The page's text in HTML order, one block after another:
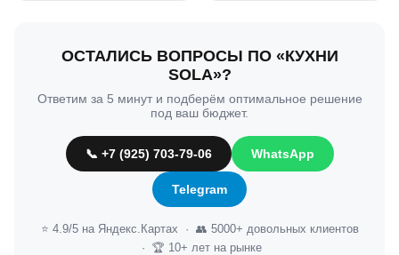
ОСТАЛИСЬ ВОПРОСЫ ПО «КУХНИ
SOLA»?
Ответим за 5 минут и подберём оптимальное решение
под ваш бюджет.
📞 +7 (925) 703-79-06 WhatsApp
Telegram
⭐ 4.9/5 на Яндекс.Картах · 👥 5000+ довольных клиентов
· 🏆 10+ лет на рынке